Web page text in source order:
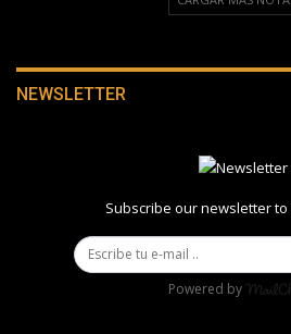
NEWSLETTER
Subscribe our newsletter
Powered by